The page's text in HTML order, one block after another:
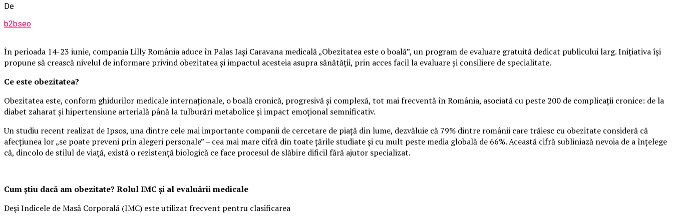
De
b2bseo
În perioada 14-23 iunie, compania Lilly România aduce în Palas Iași Caravana medicală „Obezitatea este o boală”, un program de evaluare gratuită dedicat publicului larg. Inițiativa își
propune să crească nivelul de informare privind obezitatea și impactul acesteia asupra sănătății, prin acces facil la evaluare și consiliere de specialitate.
Ce este obezitatea?
Obezitatea este, conform ghidurilor medicale internaționale, o boală cronică, progresivă și complexă, tot mai frecventă în România, asociată cu peste 200 de complicații cronice: de la
diabet zaharat și hipertensiune arterială până la tulburări metabolice și impact emoțional semnificativ.
Un studiu recent realizat de Ipsos, una dintre cele mai importante companii de cercetare de piață din lume, dezvăluie că 79% dintre românii care trăiesc cu obezitate consideră că
afecțiunea lor „se poate preveni prin alegeri personale” – cea mai mare cifră din toate țările studiate și cu mult peste media globală de 66%. Această cifră subliniază nevoia de a înțelege
că, dincolo de stilul de viață, există o rezistență biologică ce face procesul de slăbire dificil fără ajutor specializat.
Cum știu dacă am obezitate? Rolul IMC și al evaluării medicale
Deși Indicele de Masă Corporală (IMC) este utilizat frecvent pentru clasificarea